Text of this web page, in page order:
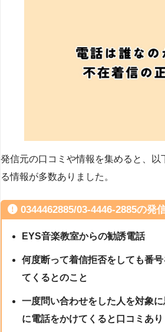
発信元の口コミや情報を集めると、以
る情報が多数ありました。
0344462885/03-4446-2885の発
EYS音楽教室からの勧誘電話
何度断って着信拒否をしても番
てくるとのこと
一度問い合わせをした人を対象
に電話をかけてくると口コミあり